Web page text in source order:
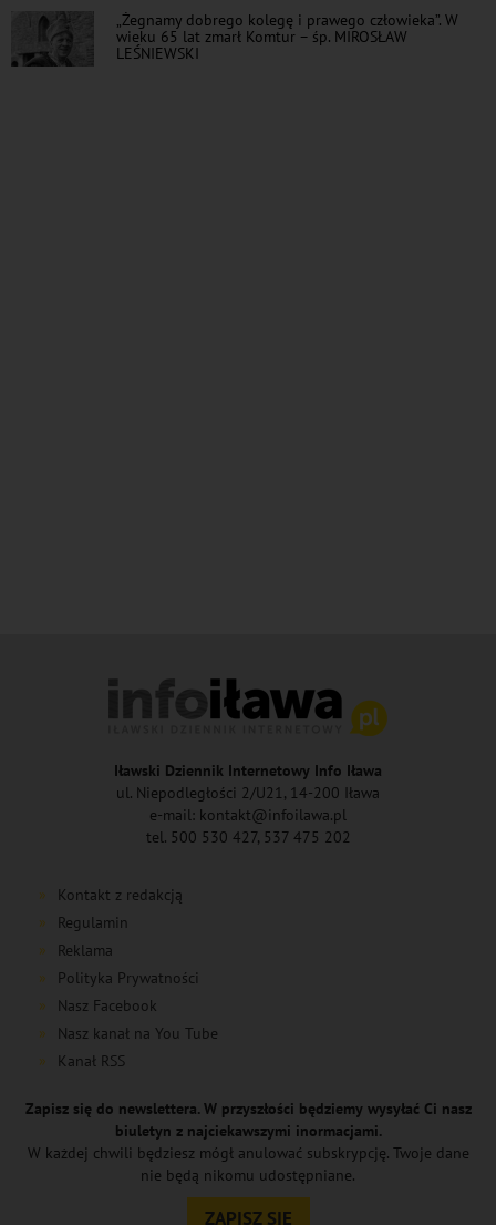
„Żegnamy dobrego kolegę i prawego człowieka”. W
wieku 65 lat zmarł Komtur – śp. MIROSŁAW
LEŚNIEWSKI
Iławski Dziennik Internetowy Info Iława
ul. Niepodległości 2/U21, 14-200 Iława
e-mail: kontakt@infoilawa.pl
tel. 500 530 427, 537 475 202
Kontakt z redakcją
Regulamin
Reklama
Polityka Prywatności
Nasz Facebook
Nasz kanał na You Tube
Kanał RSS
Zapisz się do newslettera. W przyszłości będziemy wysyłać Ci nasz
biuletyn z najciekawszymi inormacjami.
W każdej chwili będziesz mógł anulować subskrypcję. Twoje dane
nie będą nikomu udostępniane.
ZAPISZ SIĘ